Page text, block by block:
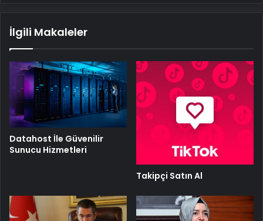
İlgili Makaleler
Datahost İle Güvenilir
Sunucu Hizmetleri
Takipçi Satın Al